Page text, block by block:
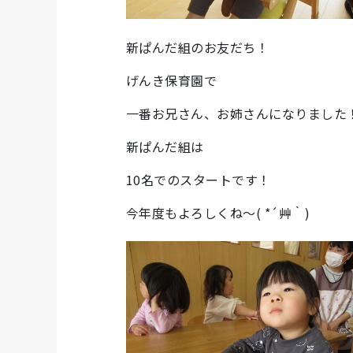
新ぱんだ組のお友だち！
げんき保育園で
一番お兄さん、お姉さんになりました
新ぱんだ組は
10名でのスタートです！
今年度もよろしくね～( *´艸｀)